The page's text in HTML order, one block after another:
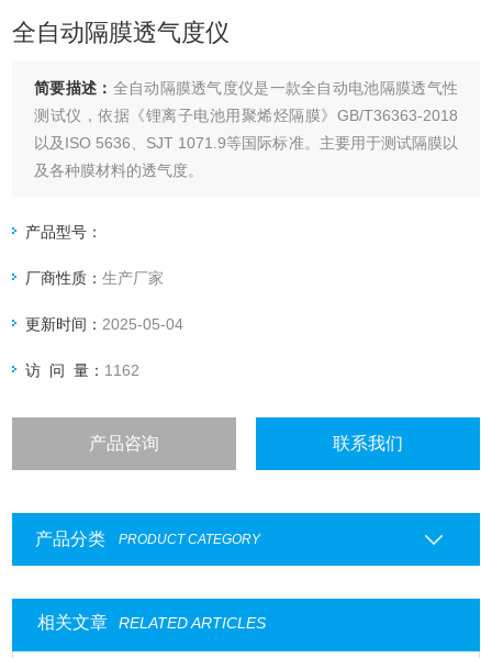
全自动隔膜透气度仪
简要描述： 全自动隔膜透气度仪是一款全自动电池隔膜透气性
测试仪，依据《锂离子电池用聚烯烃隔膜》GB/T36363-2018
以及ISO 5636、SJT 1071.9等国际标准。主要用于测试隔膜以
及各种膜材料的透气度。
产品型号：
厂商性质：生产厂家
更新时间： 2025-05-04
访 问 量： 1162
产品咨询 联系我们
产品分类 PRODUCT CATEGORY
相关文章 RELATED ARTICLES